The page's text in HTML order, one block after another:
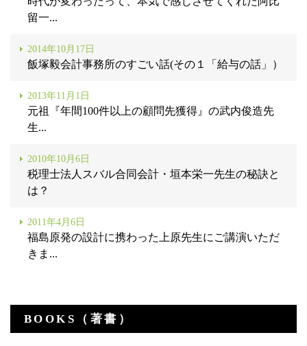
留一...
2014年10月17日
飯塚毅会計事務所のすごい話(その１「給与の話」）
2013年11月1日
元祖『年間100件以上の顧問先獲得』の武内俊造先
生...
2010年10月6日
税理士法人スバル合同会計・垣本栄一先生の秘訣と
は？
2011年4月6日
福島原発の設計に携わった上原先生にご講演いただ
きま...
BOOKS（著書）